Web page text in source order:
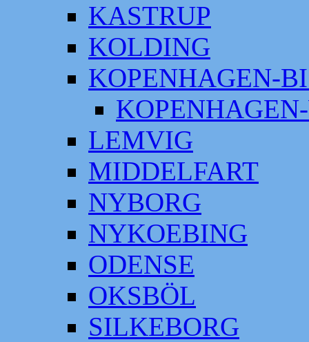
KASTRUP
KOLDING
KOPENHAGEN-
LEMVIG
MIDDELFART
NYBORG
NYKOEBING
ODENSE
OKSBÖL
SILKEBORG